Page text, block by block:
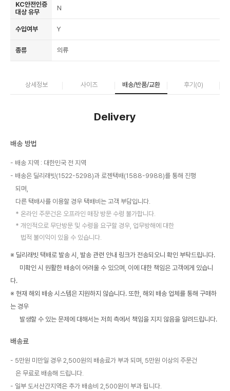
KC안전인증
대상 유무
N
수입여부 Y
종류 의류
상세정보 사이즈 배송/반품/교환 후기(0)
Delivery
배송 방법
배송 지역 : 대한민국 전 지역
배송은 딜리래빗(1522-5298)과 로젠택배(1588-9988)를 통해 진행
되며,
다른 택배사를 이용할 경우 택배비는 고객 부담입니다.
온라인 주문건은 오프라인 매장 방문 수령 불가합니다.
개인적으로 무단방문 및 수령을 요구할 경우, 업무방해에 대한
법적 불이익이 있을 수 있습니다.
※ 딜리래빗 택배로 발송 시, 발송 관련 안내 링크가 전송되오니 확인 부탁드립니다.
미확인 시 원활한 배송이 어려울 수 있으며, 이에 대한 책임은 고객에게 있습니
다.
※ 현재 해외 배송 시스템은 지원하지 않습니다. 또한, 해외 배송 업체를 통해 구매하
는 경우
발생할 수 있는 문제에 대해서는 저희 측에서 책임을 지지 않음을 알려드립니다.
배송료
5만원 미만일 경우 2,500원의 배송료가 부과 되며, 5만원 이상의 주문건
은 무료로 배송해 드립니다.
일부 도서산간지역은 추가 배송비 2,500원이 부과 됩니다.